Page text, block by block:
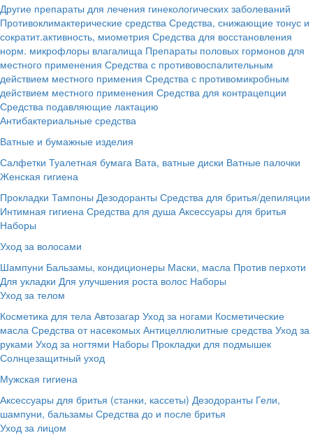
Другие препараты для лечения гинекологических заболеваний
Противоклимактерические средства Средства, снижающие тонус и
сократит.активность, миометрия Средства для восстановления
норм. микрофлоры влагалища Препараты половых гормонов для
местного применения Средства с противовоспалительным
действием местного примения Средства с противомикробным
действием местного применения Средства для контрацепции
Средства подавляющие лактацию
Антибактериальные средства
Ватные и бумажные изделия
Салфетки Туалетная бумага Вата, ватные диски Ватные палочки
Женская гигиена
Прокладки Тампоны Дезодоранты Средства для бритья/депиляции
Интимная гигиена Средства для душа Аксессуары для бритья
Наборы
Уход за волосами
Шампуни Бальзамы, кондиционеры Маски, масла Против перхоти
Для укладки Для улучшения роста волос Наборы
Уход за телом
Косметика для тела Автозагар Уход за ногами Косметические
масла Средства от насекомых Антицеллюлитные средства Уход за
руками Уход за ногтями Наборы Прокладки для подмышек
Солнцезащитный уход
Мужская гигиена
Аксессуары для бритья (станки, кассеты) Дезодоранты Гели,
шампуни, бальзамы Средства до и после бритья
Уход за лицом